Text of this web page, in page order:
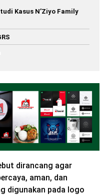
Kasus N’Ziyo Family
dirancang agar
aman, dan
digunakan pada logo